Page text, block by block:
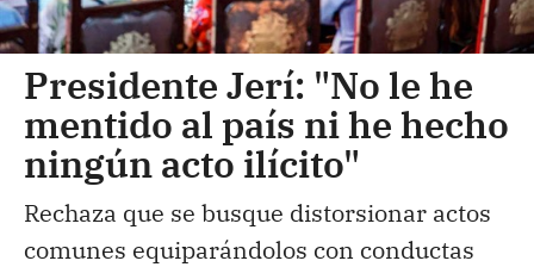
Presidente Jerí: "No le he
mentido al país ni he hecho
ningún acto ilícito"
Rechaza que se busque distorsionar actos
comunes equiparándolos con conductas